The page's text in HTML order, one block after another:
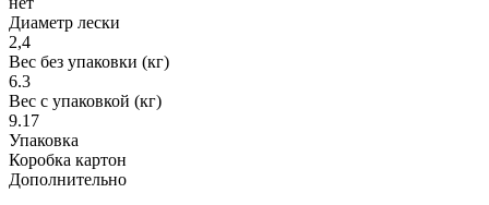
Диаметр лески
2,4
Вес без упаковки (кг)
6.3
Вес с упаковкой (кг)
9.17
Упаковка
Коробка картон
Дополнительно